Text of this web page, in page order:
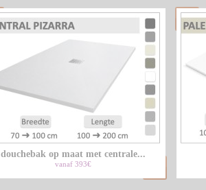
douchebak op maat met centrale...
vanaf 393€